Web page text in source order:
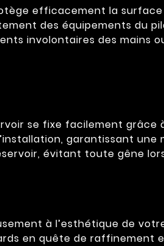
efficacement la
des équipements du
involontaires des mains
se fixe facilement grâce
garantissant
évitant toute gêne
à l’esthétique de
en quête de raffinement